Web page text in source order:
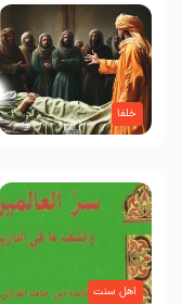
خلفا
اهل سنت